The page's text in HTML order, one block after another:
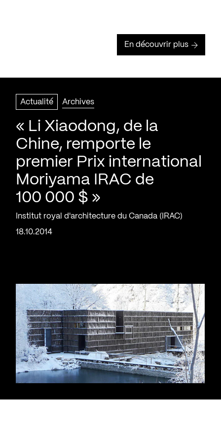
En découvrir plus
Actualité Archives
« Li Xiaodong, de la
Chine, remporte le
premier Prix international
Moriyama IRAC de
100 000 $ »
Institut royal d'architecture du Canada (IRAC)
18.10.2014